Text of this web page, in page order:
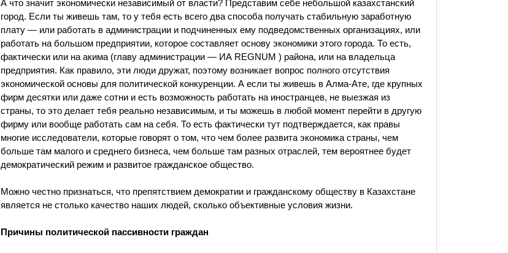
А что значит экономически независимый от власти? Представим себе небольшой казахстанский
город. Если ты живешь там, то у тебя есть всего два способа получать стабильную заработную
плату — или работать в администрации и подчиненных ему подведомственных организациях, или
работать на большом предприятии, которое составляет основу экономики этого города. То есть,
фактически или на акима (главу администрации — ИА REGNUM ) района, или на владельца
предприятия. Как правило, эти люди дружат, поэтому возникает вопрос полного отсутствия
экономической основы для политической конкуренции. А если ты живешь в Алма-Ате, где крупных
фирм десятки или даже сотни и есть возможность работать на иностранцев, не выезжая из
страны, то это делает тебя реально независимым, и ты можешь в любой момент перейти в другую
фирму или вообще работать сам на себя. То есть фактически тут подтверждается, как правы
многие исследователи, которые говорят о том, что чем более развита экономика страны, чем
больше там малого и среднего бизнеса, чем больше там разных отраслей, тем вероятнее будет
демократический режим и развитое гражданское общество.
Можно честно признаться, что препятствием демократии и гражданскому обществу в Казахстане
является не столько качество наших людей, сколько объективные условия жизни.
Причины политической пассивности граждан